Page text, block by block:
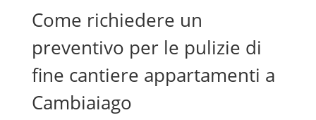
Come richiedere un
preventivo per le pulizie di
fine cantiere appartamenti a
Cambiaiago